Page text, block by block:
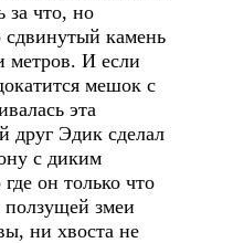
за что, но
сдвинутый камень
метров. И если
мешок с
эта
друг Эдик сделал
с диким
он только что
змеи
ни хвоста не